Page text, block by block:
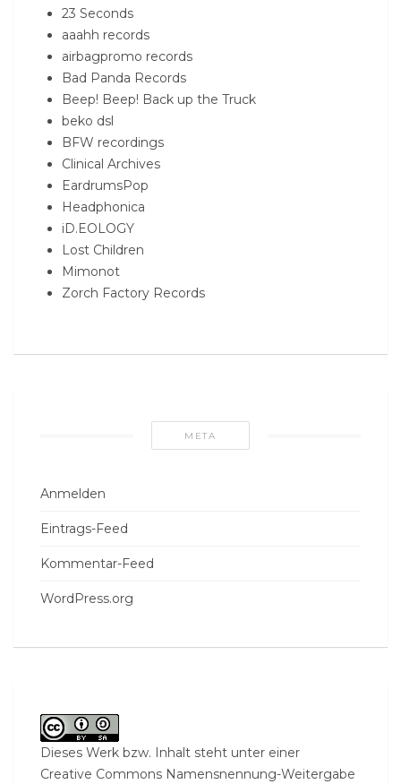
23 Seconds
aaahh records
airbagpromo records
Bad Panda Records
Beep! Beep! Back up the Truck
beko dsl
BFW recordings
Clinical Archives
EardrumsPop
Headphonica
iD.EOLOGY
Lost Children
Mimonot
Zorch Factory Records
META
Anmelden
Eintrags-Feed
Kommentar-Feed
WordPress.org
Dieses Werk bzw. Inhalt steht unter einer
Creative Commons Namensnennung-Weitergabe